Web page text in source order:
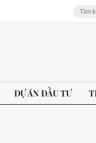
DỰ ÁN ĐẦU TƯ